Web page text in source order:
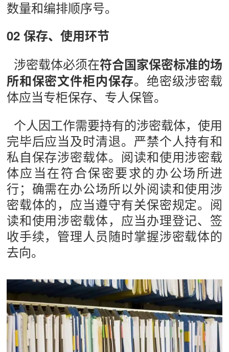
数量和编排顺序号。
02 保存、使用环节
涉密载体必须在符合国家保密标准的场
所和保密文件柜内保存。绝密级涉密载
体应当专柜保存、专人保管。
个人因工作需要持有的涉密载体，使用
完毕后应当及时清退。严禁个人持有和
私自保存涉密载体。阅读和使用涉密载
体应当在符合保密要求的办公场所进
行；确需在办公场所以外阅读和使用涉
密载体的，应当遵守有关保密规定。阅
读和使用涉密载体，应当办理登记、签
收手续，管理人员随时掌握涉密载体的
去向。